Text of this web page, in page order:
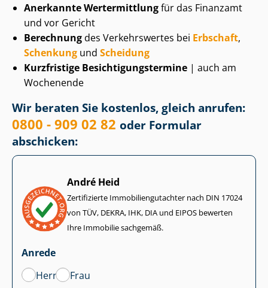
Anerkannte Wertermittlungfür das Finanzamt
und vor Gericht
Berechnungdes Verkehrswertes bei Erbschaft,
Schenkung und Scheidung
Kurzfristige Be­sich­ti­gungs­ter­mi­ne | auch am
Wochenende
Wir beraten Sie kostenlos, gleich anrufen:
0800 - 909 02 82 oder Formular
abschicken:
André Heid
Zertifizierte Im­mo­bi­li­en­gut­ach­ter nach DIN 17024
von TÜV, DEKRA, IHK, DIA und EIPOS bewerten
Ihre Immobilie sachgemäß.
Anrede
Herr
Frau